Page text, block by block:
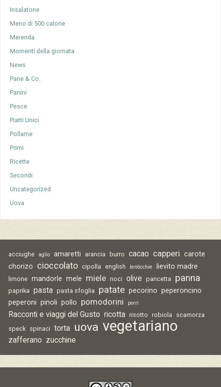
Insalatone
Meno di 500 calorie
Merenda
Momenti della giornata
News
Pane & Co.
Panini
Pesce
Piatti Unici
Pollame
Primi
Ricette
Secondi
Uncategorized
Uova
acciughe aglio amaretti arancia burro cacao capperi carote
chorizo
cioccolato cipolla english lenticchie lievito madre
limone mandorle mele miele noci olive pancetta panna
paprika pasta pasta sfoglia patate pecorino peperoncino
peperoni pinoli pollo pomodorini porri
Racconti e viaggi del Gusto ricotta risotto robiola
scamorza
speck spinaci torta uova vegetariano
zafferano zucchine